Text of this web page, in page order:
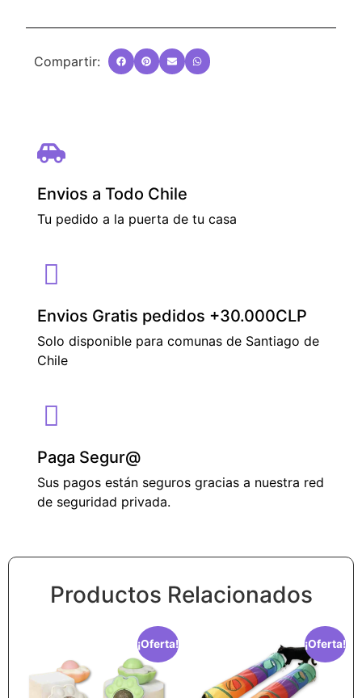
Compartir:
Envios a Todo Chile
Tu pedido a la puerta de tu casa
Envios Gratis pedidos +30.000CLP
Solo disponible para comunas de Santiago de
Chile
Paga Segur@
Sus pagos están seguros gracias a nuestra red
de seguridad privada.
Productos Relacionados
¡Oferta! ¡Oferta!